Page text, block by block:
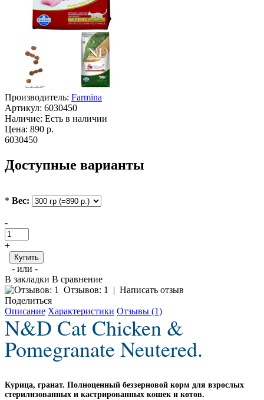
Производитель: Farmina
Артикул: 6030450
Наличие: Есть в наличии
Цена: 890 р.
6030450
Доступные варианты
* Вес:
-
+
Купить
- или -
В закладки В сравнение
Отзывов: 1
| Написать отзыв
Поделиться
Описание Характеристики Отзывы (1)
N&D Cat Chicken &
Pomegranate Neutered.
Курица, гранат. Полноценный беззерновой корм для взрослых
стерилизованных и кастрированных кошек и котов.